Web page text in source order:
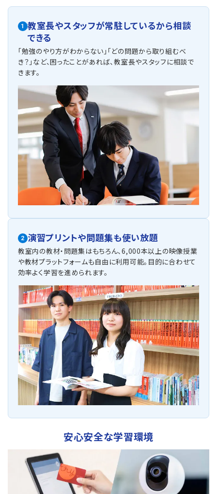
1
教室長やスタッフが常駐しているから相談
できる
「勉強のやり方がわからない」「どの問題から取り組むべ
き？」など、困ったことがあれば、教室長やスタッフに相談で
きます。
2 演習プリントや問題集も使い放題
教室内の教材・問題集はもちろん、6,000本以上の映像授業
や教材プラットフォームも自由に利用可能。目的に合わせて
効率よく学習を進められます。
安心安全な学習環境